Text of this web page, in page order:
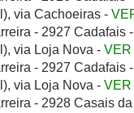
via Cachoeiras -
- 2927 Cadafais
via Loja Nova - VER
- 2927 Cadafais
via Loja Nova - VER
- 2928 Casais